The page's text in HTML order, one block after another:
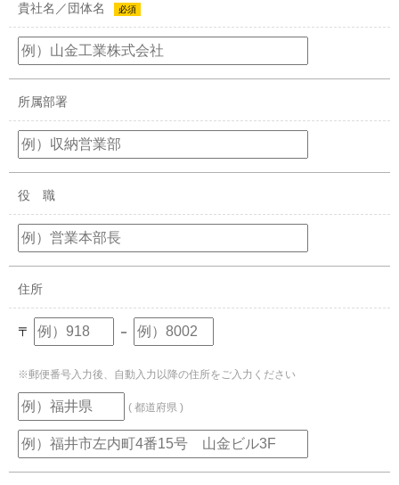
貴社名／団体名 必須
所属部署
役 職
住所
〒 －
※郵便番号入力後、自動入力以降の住所をご入力ください
( 都道府県 )